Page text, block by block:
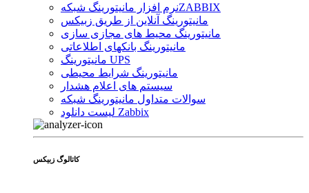
نرم افزار مانیتورینگ شبکهZABBIX
مانیتورینگ آنلاین از طریق زبیکس
مانیتورینگ محیط های مجازی سازی
مانیتورینگ بانکهای اطلاعاتی
مانیتورینگ UPS
مانیتورینگ شرایط محیطی
سیستم های اعلام هشدار
سوالات متداول مانیتورینگ شبکه
لیست دانلود Zabbix
کاتالوگ زبیکس